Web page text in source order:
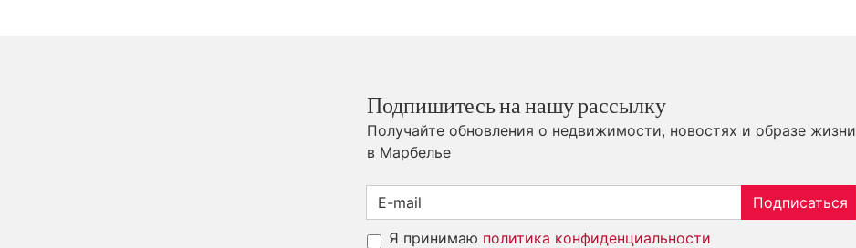
Подпишитесь на нашу рассылку
Получайте обновления о недвижимости, новостях и образе жизни
в Марбелье
Подписаться
Я принимаю политика конфиденциальности